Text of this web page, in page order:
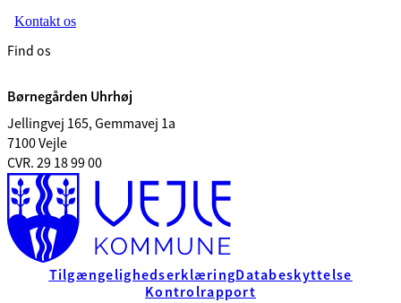
Kontakt os
Find os
Børnegården Uhrhøj
Jellingvej 165, Gemmavej 1a
7100 Vejle
CVR. 29 18 99 00
TilgængelighedserklæringDatabeskyttelse
Kontrolrapport